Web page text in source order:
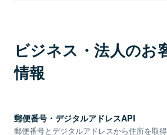
ビジネス・法人のお
情報
郵便番号・デジタルアドレスAPI
郵便番号とデジタルアドレスから住所を取